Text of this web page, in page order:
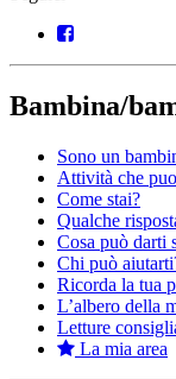
Facebook
Bambina/
Sono un
Attività che
Come stai?
Qualche
Cosa può darti
Chi può
Ricorda la tua
L’albero della
Letture
La mia area